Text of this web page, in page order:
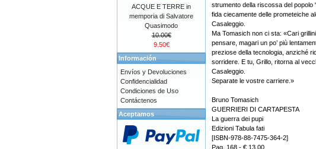
strumento della riscossa del popolo
fida ciecamente delle prometeiche
Casaleggio.
Ma Tomasich non ci sta: «Cari
pensare, magari un po’ più
preziose della tecnologia, anziché
sorridere. E tu, Grillo, ritorna al
Casaleggio.
Separate le vostre carriere.»
Bruno Tomasich
GUERRIERI DI CARTAPESTA
La guerra dei pupi
Edizioni Tabula fati
[ISBN-978-88-7475-364-2]
Pag. 168 - € 13,00
ACQUE E TERRE in
memporia di Salvatore
Quasimodo
10.00€
9.50€
Información
Envíos y Devoluciones
Confidencialidad
Condiciones de Uso
Contáctenos
Aceptamos